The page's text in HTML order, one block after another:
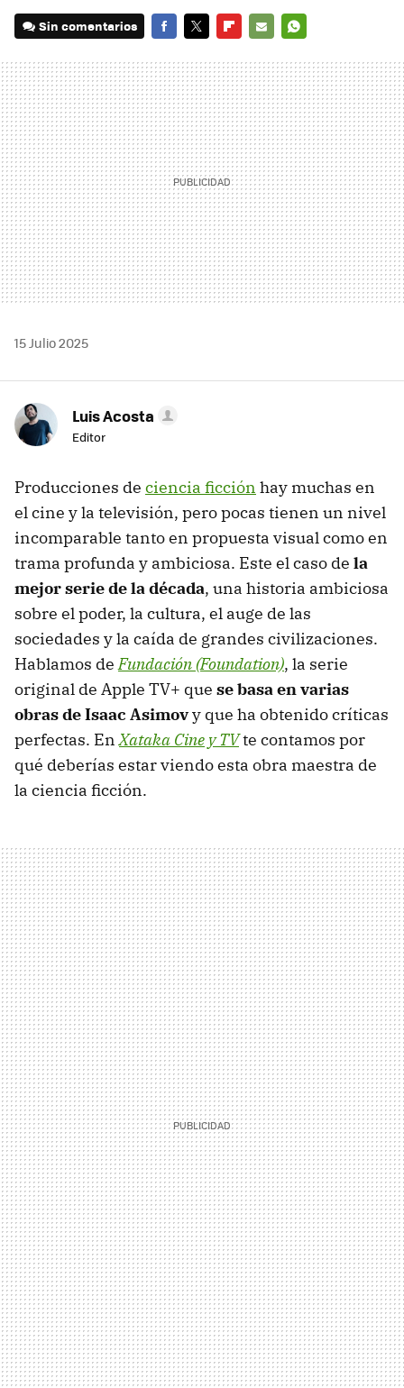
Sin comentarios
MAIL
15 Julio 2025
Luis Acosta
Editor
Producciones de ciencia ficción hay muchas en
el cine y la televisión, pero pocas tienen un nivel
incomparable tanto en propuesta visual como en
trama profunda y ambiciosa. Este el caso de la
mejor serie de la década, una historia ambiciosa
sobre el poder, la cultura, el auge de las
sociedades y la caída de grandes civilizaciones.
Hablamos deFundación (Foundation), la serie
original de Apple TV+ que se basa en varias
obras de Isaac Asimovy que ha obtenido críticas
perfectas. EnXataka Cine y TVte contamos por
qué deberías estar viendo esta obra maestra de
la ciencia ficción.